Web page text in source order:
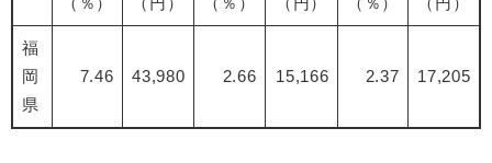
福
岡
県
7.46 43,980 2.66 15,166 2.37 17,205